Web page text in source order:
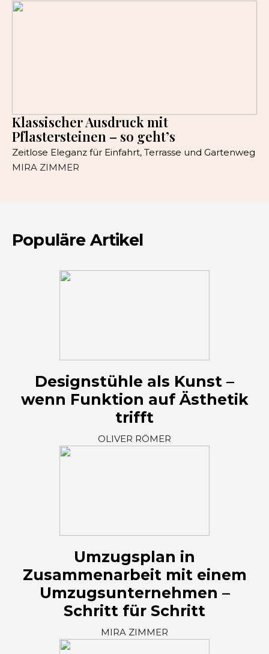
Klassischer Ausdruck mit
Pflastersteinen – so geht’s
Zeitlose Eleganz für Einfahrt, Terrasse und Gartenweg
MIRA ZIMMER
Populäre Artikel
Designstühle als Kunst –
wenn Funktion auf Ästhetik
trifft
OLIVER RÖMER
Umzugsplan in
Zusammenarbeit mit einem
Umzugsunternehmen –
Schritt für Schritt
MIRA ZIMMER